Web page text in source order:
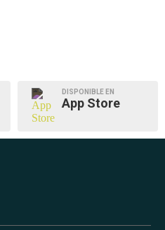
DISPONIBLE EN
App Store